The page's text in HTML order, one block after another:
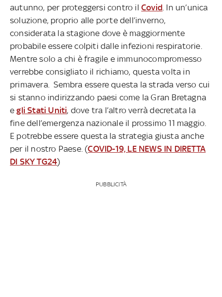
autunno, per proteggersi contro il Covid . In un’unica
soluzione, proprio alle porte dell’inverno,
considerata la stagione dove è maggiormente
probabile essere colpiti dalle infezioni respiratorie.
Mentre solo a chi è fragile e immunocompromesso
verrebbe consigliato il richiamo, questa volta in
primavera. Sembra essere questa la strada verso cui
si stanno indirizzando paesi come la Gran Bretagna
egli Stati Uniti, dove tra l’altro verrà decretata la
fine dell’emergenza nazionale il prossimo 11 maggio.
E potrebbe essere questa la strategia giusta anche
per il nostro Paese. (COVID-19, LE NEWS IN DIRETTA
DI SKY TG24)
PUBBLICITÀ